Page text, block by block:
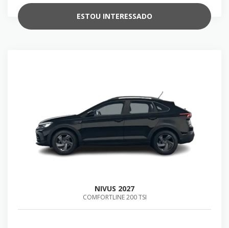
ESTOU INTERESSADO
NIVUS 2027
COMFORTLINE 200 TSI